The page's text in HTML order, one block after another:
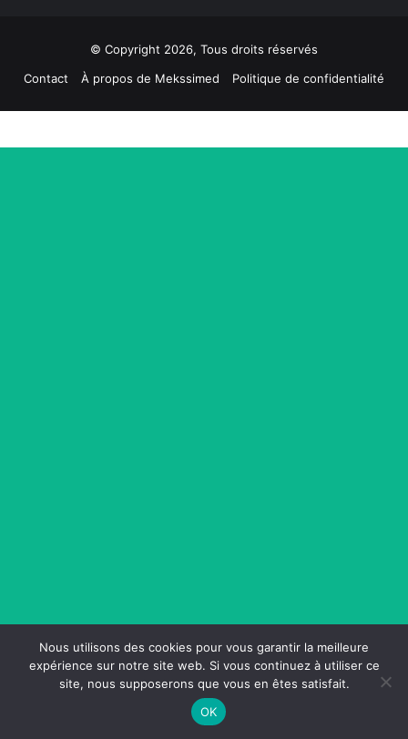
© Copyright 2026, Tous droits réservés
Contact
À propos de Mekssimed Politique de confidentialité
Nous utilisons des cookies pour vous garantir la meilleure
expérience sur notre site web. Si vous continuez à utiliser ce
site, nous supposerons que vous en êtes satisfait.
OK